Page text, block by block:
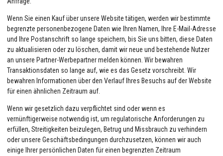
Wenn Sie einen Kauf über unsere Website tätigen, werden wir bestimmte
begrenzte personenbezogene Daten wie Ihren Namen, Ihre E-Mail-Adresse
und Ihre Postanschrift so lange speichern, bis Sie uns bitten, diese Daten
zu aktualisieren oder zu löschen, damit wir neue und bestehende Nutzer
an unsere Partner-Werbepartner melden können. Wir bewahren
Transaktionsdaten so lange auf, wie es das Gesetz vorschreibt. Wir
bewahren Informationen über den Verlauf Ihres Besuchs auf der Website
für einen ähnlichen Zeitraum auf.
Wenn wir gesetzlich dazu verpflichtet sind oder wenn es
vernünftigerweise notwendig ist, um regulatorische Anforderungen zu
erfüllen, Streitigkeiten beizulegen, Betrug und Missbrauch zu verhindern
oder unsere Geschäftsbedingungen durchzusetzen, können wir auch
einige Ihrer persönlichen Daten für einen begrenzten Zeitraum